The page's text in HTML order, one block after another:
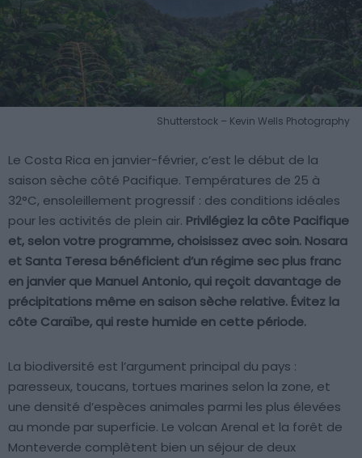
Shutterstock – Kevin Wells Photography
Le Costa Rica en janvier-février, c’est le début de la
saison sèche côté Pacifique. Températures de 25 à
32°C, ensoleillement progressif : des conditions idéales
pour les activités de plein air. Privilégiez la côte Pacifique
et, selon votre programme, choisissez avec soin. Nosara
et Santa Teresa bénéficient d’un régime sec plus franc
en janvier que Manuel Antonio, qui reçoit davantage de
précipitations même en saison sèche relative. Évitez la
côte Caraïbe, qui reste humide en cette période.
La biodiversité est l’argument principal du pays :
paresseux, toucans, tortues marines selon la zone, et
une densité d’espèces animales parmi les plus élevées
au monde par superficie. Le volcan Arenal et la forêt de
Monteverde complètent bien un séjour de deux